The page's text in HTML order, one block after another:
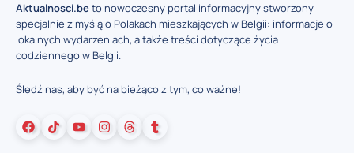
Aktualnosci.beto nowoczesny portal informacyjny stworzony
specjalnie z myślą o Polakach mieszkających w Belgii: informacje o
lokalnych wydarzeniach, a także treści dotyczące życia
codziennego w Belgii.
Śledź nas, aby być na bieżąco z tym, co ważne!